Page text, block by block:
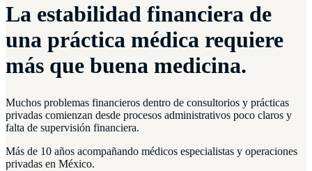
La estabilidad financiera de
una práctica médica requiere
más que buena medicina.
Muchos problemas financieros dentro de consultorios y prácticas
privadas comienzan desde procesos administrativos poco claros y
falta de supervisión financiera.
Más de 10 años acompañando médicos especialistas y operaciones
privadas en México.